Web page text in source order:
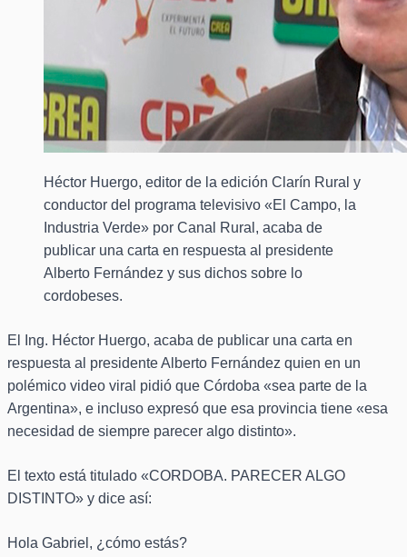
Héctor Huergo, editor de la edición Clarín Rural y
conductor del programa televisivo «El Campo, la
Industria Verde» por Canal Rural, acaba de
publicar una carta en respuesta al presidente
Alberto Fernández y sus dichos sobre lo
cordobeses.
El Ing. Héctor Huergo, acaba de publicar una carta en
respuesta al presidente Alberto Fernández quien en un
polémico video viral pidió que Córdoba «sea parte de la
Argentina», e incluso expresó que esa provincia tiene «esa
necesidad de siempre parecer algo distinto».
El texto está titulado «CORDOBA. PARECER ALGO
DISTINTO» y dice así:
Hola Gabriel, ¿cómo estás?